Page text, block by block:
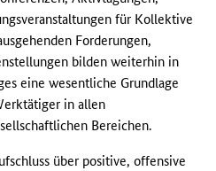
für Kollektive
Forderungen,
bilden weiterhin in
eine wesentliche Grundlage
in allen
Bereichen.
über positive, offensive